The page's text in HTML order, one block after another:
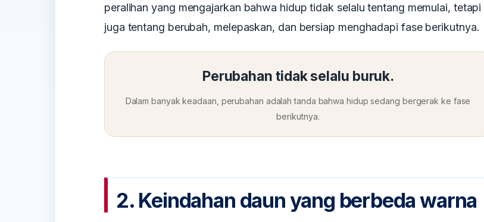
peralihan yang mengajarkan bahwa hidup tidak selalu tentang memulai, tetapi
juga tentang berubah, melepaskan, dan bersiap menghadapi fase berikutnya.
Perubahan tidak selalu buruk.
Dalam banyak keadaan, perubahan adalah tanda bahwa hidup sedang bergerak ke fase
berikutnya.
2. Keindahan daun yang berbeda warna